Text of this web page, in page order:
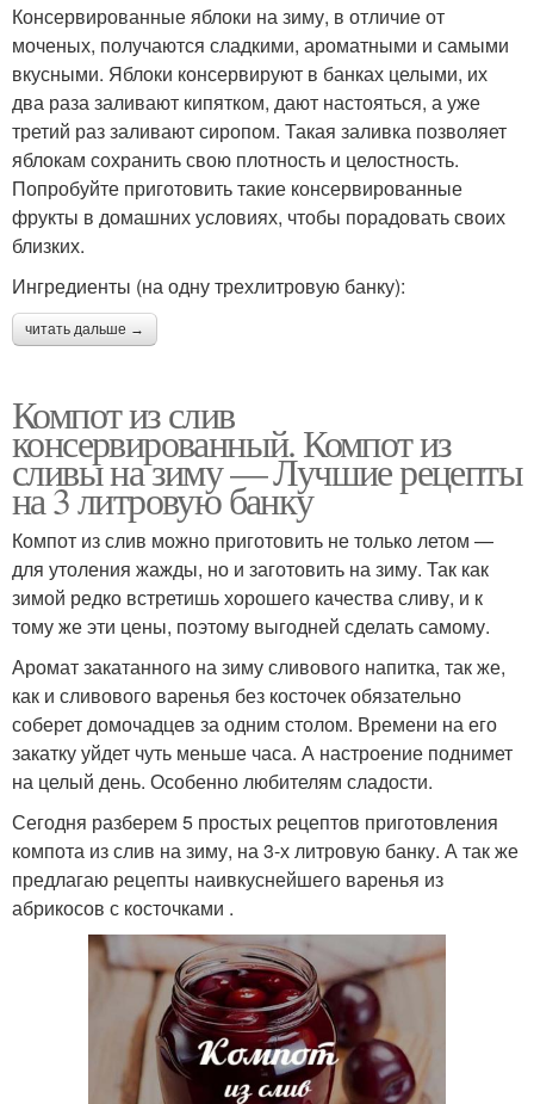
Консервированные яблоки на зиму, в отличие от
моченых, получаются сладкими, ароматными и самыми
вкусными. Яблоки консервируют в банках целыми, их
два раза заливают кипятком, дают настояться, а уже
третий раз заливают сиропом. Такая заливка позволяет
яблокам сохранить свою плотность и целостность.
Попробуйте приготовить такие консервированные
фрукты в домашних условиях, чтобы порадовать своих
близких.
Ингредиенты (на одну трехлитровую банку):
читать дальше →
Компот из слив
консервированный. Компот из
сливы на зиму — Лучшие рецепты
на 3 литровую банку
Компот из слив можно приготовить не только летом —
для утоления жажды, но и заготовить на зиму. Так как
зимой редко встретишь хорошего качества сливу, и к
тому же эти цены, поэтому выгодней сделать самому.
Аромат закатанного на зиму сливового напитка, так же,
как и сливового варенья без косточек обязательно
соберет домочадцев за одним столом. Времени на его
закатку уйдет чуть меньше часа. А настроение поднимет
на целый день. Особенно любителям сладости.
Сегодня разберем 5 простых рецептов приготовления
компота из слив на зиму, на 3-х литровую банку. А так же
предлагаю рецепты наивкуснейшего варенья из
абрикосов с косточками .